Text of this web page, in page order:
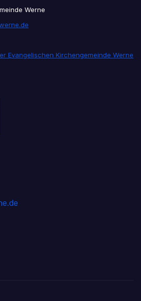
Werne
Evangelischen Kirchengemeinde Werne